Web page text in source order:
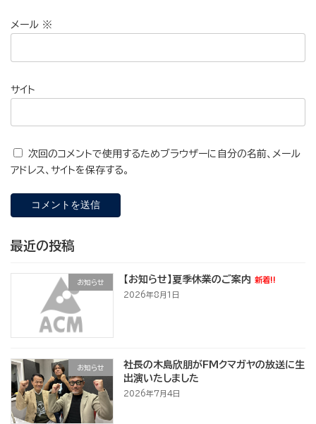
メール ※
サイト
次回のコメントで使用するためブラウザーに自分の名前、メール
アドレス、サイトを保存する。
最近の投稿
お知らせ 【お知らせ】夏季休業のご案内 新着!!
2026年8月1日
お知らせ
社長の木島欣朋がFMクマガヤの放送に生
出演いたしました
2026年7月4日